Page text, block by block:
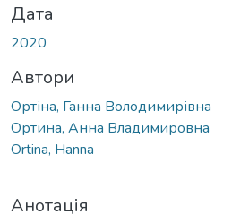
Дата
2020
Автори
Ортіна, Ганна Володимирівна
Ортина, Анна Владимировна
Ortina, Hanna
Анотація